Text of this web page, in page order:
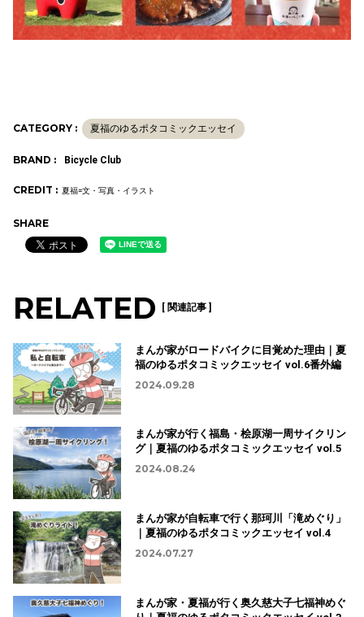
CATEGORY : 夏福のゆるポタコミックエッセイ
BRAND : Bicycle Club
CREDIT : 夏福=文・写真・イラスト
SHARE
RELATED [ 関連記事 ]
まんが家がロードバイクに目覚めた理由｜夏
福のゆるポタコミックエッセイ vol.6番外編
2024.09.28
まんが家が行く福島・桧原湖一周サイクリン
グ｜夏福のゆるポタコミックエッセイ vol.5
2024.08.24
まんが家が自転車で行く那珂川「滝めぐり」
｜夏福のゆるポタコミックエッセイ vol.4
2024.07.27
まんが家・夏福が行く奥久慈大子七福神めぐ